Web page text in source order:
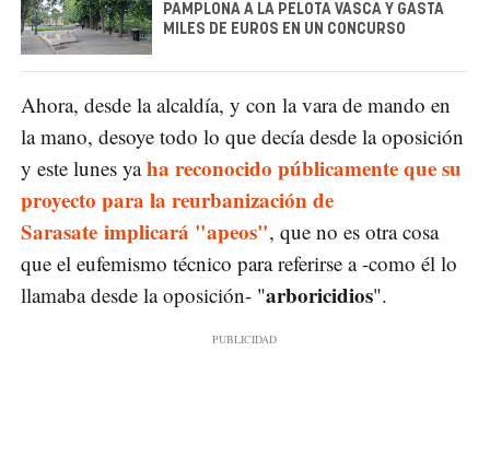
PAMPLONA A LA PELOTA VASCA Y GASTA
MILES DE EUROS EN UN CONCURSO
Ahora, desde la alcaldía, y con la vara de mando en
la mano, desoye todo lo que decía desde la oposición
y este lunes ya ha reconocido públicamente que su
proyecto para la reurbanización de
Sarasate implicará "apeos", que no es otra cosa
que el eufemismo técnico para referirse a -como él lo
llamaba desde la oposición- "arboricidios".